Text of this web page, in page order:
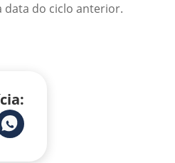
data do ciclo anterior.